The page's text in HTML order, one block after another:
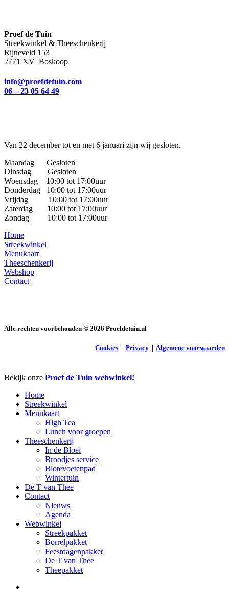
Proef de Tuin
Streekwinkel & Theeschenkerij
Rijneveld 153
2771 XV Boskoop
info@proefdetuin.com
06 – 23 05 64 49
Van 22 december tot en met 6 januari zijn wij gesloten.
Maandag Gesloten
Dinsdag Gesloten
Woensdag 10:00 tot 17:00uur
Donderdag 10:00 tot 17:00uur
Vrijdag 10:00 tot 17:00uur
Zaterdag 10:00 tot 17:00uur
Zondag 10:00 tot 17:00uur
Home
Streekwinkel
Menukaart
Theeschenkerij
Webshop
Contact
Alle rechten voorbehouden © 2026 Proefdetuin.nl
Cookies | Privacy | Algemene voorwaarden
Close
Bekijk onze Proef de Tuin webwinkel!
Home
Streekwinkel
Menukaart
High Tea
Lunch voor groepen
Theeschenkerij
In de Bloei
Broodjes service
Blotevoetenpad
Wintertuin
De T van Thee
Contact
Nieuws
Agenda
Webwinkel
Streekpakket
Borrelpakket
Feestdagenpakket
De T van Thee
Theepakket